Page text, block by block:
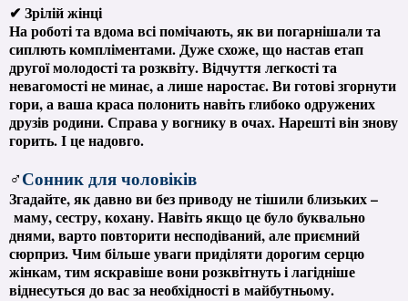
✔ Зрілій жінці
На роботі та вдома всі помічають, як ви погарнішали та
сиплють компліментами. Дуже схоже, що настав етап
другої молодості та розквіту. Відчуття легкості та
невагомості не минає, а лише наростає. Ви готові згорнути
гори, а ваша краса полонить навіть глибоко одружених
друзів родини. Справа у вогнику в очах. Нарешті він знову
горить. І це надовго.
♂Сонник для чоловіків
Згадайте, як давно ви без приводу не тішили близьких –
маму, сестру, кохану. Навіть якщо це було буквально
днями, варто повторити несподіваний, але приємний
сюрприз. Чим більше уваги приділяти дорогим серцю
жінкам, тим яскравіше вони розквітнуть і лагідніше
віднесуться до вас за необхідності в майбутньому.